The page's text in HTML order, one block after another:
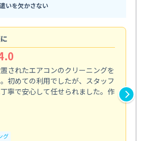
いを欠かさない
されたエアコンのクリーニングを
初めての利用でしたが、スタッフ
寧で安心して任せられました。作
グ